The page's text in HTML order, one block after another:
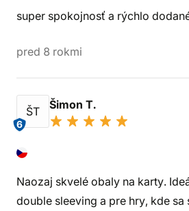
super spokojnosť a rýchlo
pred 8 rokmi
ŠT
6
Šimon T.
Naozaj skvelé obaly na karty.
double sleeving a pre hry, kde sa